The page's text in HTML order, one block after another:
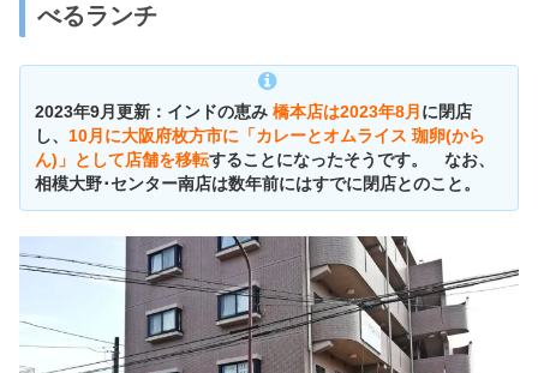
べるランチ
2023年9月更新：インドの恵み 橋本店は2023年8月 に閉店
し、 10月に大阪府枚方市に「カレーとオムライス 珈卵(から
ん)」として店舗を移転することになったそうです。 なお、
相模大野･センター南店は数年前にはすでに閉店とのこと。